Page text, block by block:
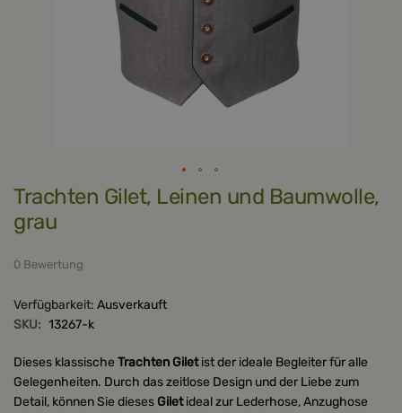
Zum
Anfang
der
Bildergalerie
springen
Trachten Gilet, Leinen und Baumwolle,
grau
0 Bewertung
Verfügbarkeit: Ausverkauft
SKU: 13267-k
Dieses klassische Trachten Giletist der ideale Begleiter für alle
Gelegenheiten. Durch das zeitlose Design und der Liebe zum
Detail, können Sie dieses Giletideal zur Lederhose, Anzughose